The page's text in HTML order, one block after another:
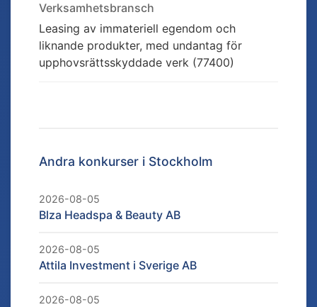
Verksamhetsbransch
Leasing av immateriell egendom och
liknande produkter, med undantag för
upphovsrättsskyddade verk (77400)
Andra konkurser i Stockholm
2026-08-05
Blza Headspa & Beauty AB
2026-08-05
Attila Investment i Sverige AB
2026-08-05